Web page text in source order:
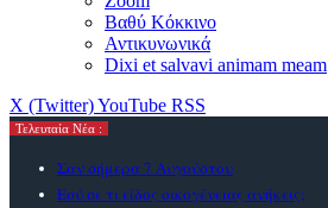
Βαθύ Κόκκινο
Αντικυνωνικά
Dixi et salvavi animam meam
X (Twitter)YouTube RSS
Τελευταία Νέα :
Σαν σήμερα 7 Αυγούστου
Εσύ σε τι είδος οικογένειας ανήκεις;